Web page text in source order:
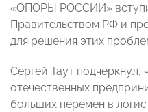
«ОПОРЫ РОССИИ»
Правительством РФ и
для решения этих
Сергей Таут подчеркнул,
отечественных
больших перемен в